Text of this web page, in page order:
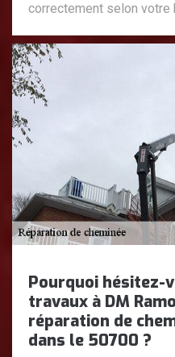
correctement selon votre
Pourquoi hésitez-
travaux à DM
réparation de
dans le 50700 ?